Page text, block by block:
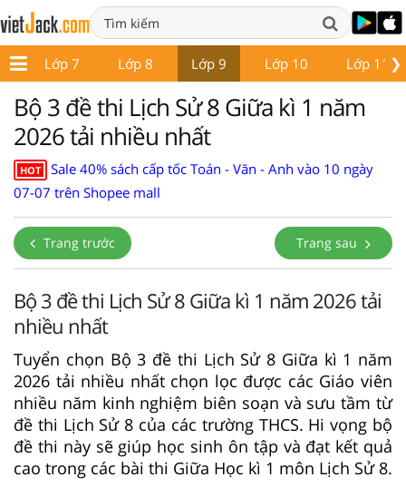
❯
Lớp 7 Lớp 8 Lớp 9 Lớp 10 Lớp 11
Bộ 3 đề thi Lịch Sử 8 Giữa kì 1 năm
2026 tải nhiều nhất
HOT
Sale 40% sách cấp tốc Toán - Văn - Anh vào 10 ngày
07-07 trên Shopee mall
Trang trước Trang sau
Bộ 3 đề thi Lịch Sử 8 Giữa kì 1 năm 2026 tải
nhiều nhất
Tuyển chọn Bộ 3 đề thi Lịch Sử 8 Giữa kì 1 năm
2026 tải nhiều nhất chọn lọc được các Giáo viên
nhiều năm kinh nghiệm biên soạn và sưu tầm từ
đề thi Lịch Sử 8 của các trường THCS. Hi vọng bộ
đề thi này sẽ giúp học sinh ôn tập và đạt kết quả
cao trong các bài thi Giữa Học kì 1 môn Lịch Sử 8.